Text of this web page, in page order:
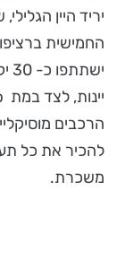
יריד היין
החמישית
הרכבים
להכיר את כל
משכרת.